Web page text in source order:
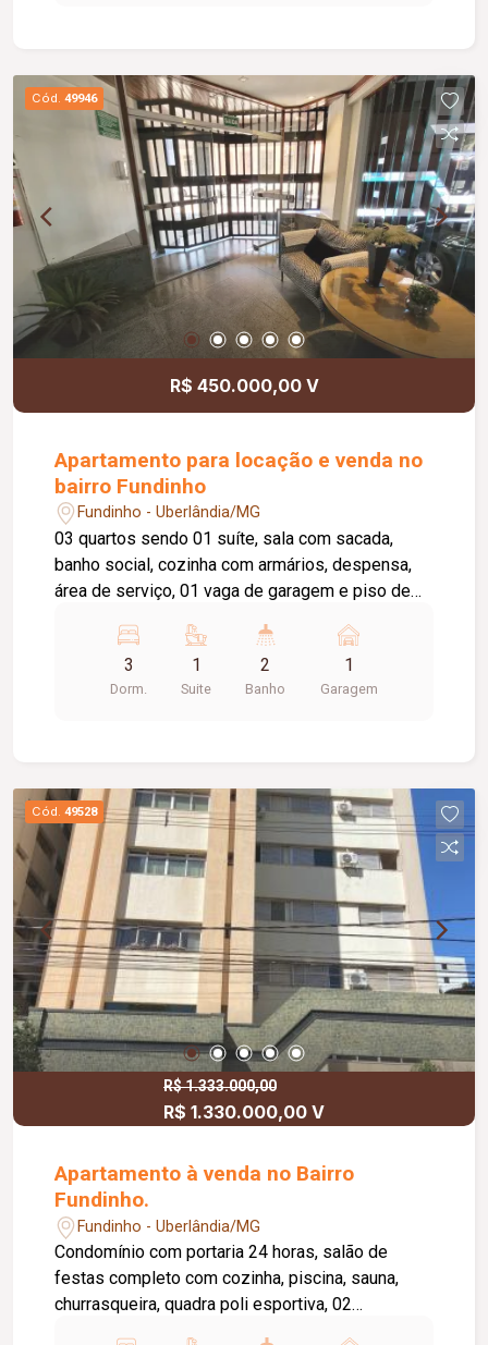
Cód. 49946
R$ 450.000,00 V
Apartamento para locação e venda no
bairro Fundinho
Fundinho - Uberlândia/MG
03 quartos sendo 01 suíte, sala com sacada,
banho social, cozinha com armários, despensa,
área de serviço, 01 vaga de garagem e piso de
de festas. Condomínio no valor aproximado de
R$ 567,42. Possui taxa de mudança, entrada e
saída - valor de 01 condomínio. Restrição para
3
Dorm.
1
Suite
2
Banho
1
Garagem
Cód. 49528
R$ 1.333.000,00
R$ 1.330.000,00 V
Apartamento à venda no Bairro
Fundinho.
Fundinho - Uberlândia/MG
Condomínio com portaria 24 horas, salão de
festas completo com cozinha, piscina, sauna,
churrasqueira, quadra poli esportiva, 02